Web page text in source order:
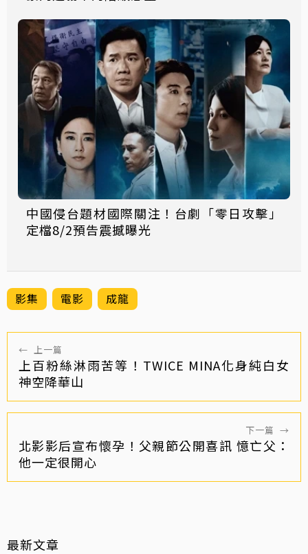
中國侵台題材國際關注！台劇「零日攻擊」
定檔8/2預告震撼曝光
影集 電影 成龍
← 上一篇
上百粉絲淋雨苦等！TWICE MINA化身純白女
神空降華山
下一篇 →
北影影后宣布懷孕！父親節公開喜訊 憶亡父：
他一定很開心
最新文章